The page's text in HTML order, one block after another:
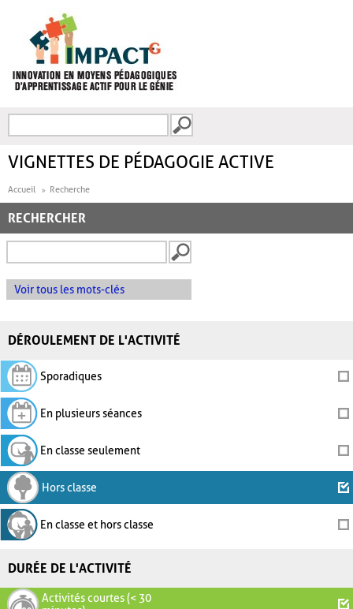
FORMULAIRE DE
VIGNETTES DE PÉDAGOGIE ACTIVE
Accueil Recherche
RECHERCHER
Voir tous les mots-clés
DÉROULEMENT DE L'ACTIVITÉ
Sporadiques
En plusieurs séances
En classe seulement
Hors classe
En classe et hors classe
DURÉE DE L'ACTIVITÉ
Activités courtes (< 30